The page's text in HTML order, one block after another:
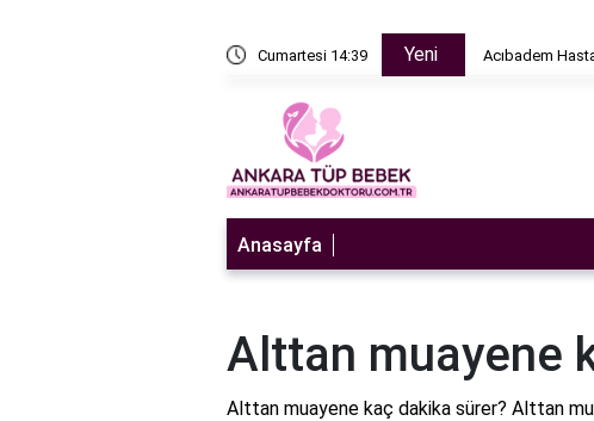
Cumartesi 14:39 Yeni Acıbadem
Anasayfa
Alttan muayene
Alttan muayene kaç dakika sürer? Alttan